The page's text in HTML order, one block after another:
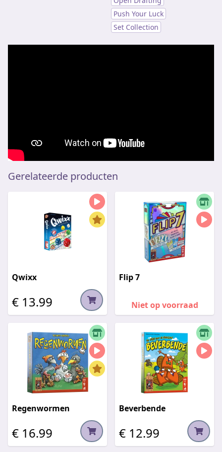
Push Your Luck
Set Collection
Gerelateerde producten
Qwixx
€ 13.99
Flip 7
Niet op voorraad
Regenwormen
€ 16.99
Beverbende
€ 12.99